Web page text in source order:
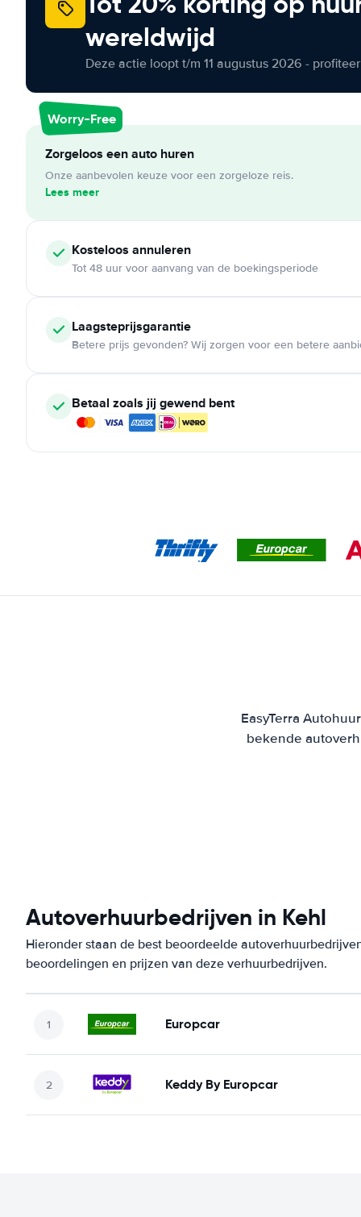
wereldwijd
Deze actie loopt t/m 11 augustus 2026 -
Worry-Free
Zorgeloos een auto huren
Onze aanbevolen keuze voor een zorgeloze reis.
Lees meer
Kosteloos annuleren
Tot 48 uur voor aanvang van de boekingsperiode
Laagsteprijsgarantie
Betere prijs gevonden? Wij zorgen voor een betere
Betaal zoals jij gewend bent
EasyTerra
bekende
Autoverhuurbedrijven in Kehl
Hieronder staan de best beoordeelde
beoordelingen en prijzen van deze verhuurbedrijven.
Europcar
Keddy By Europcar